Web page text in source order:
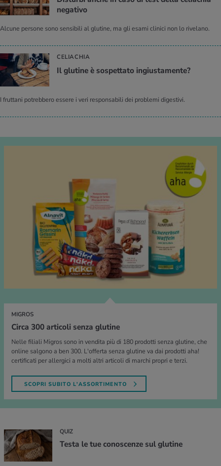
ne­ga­ti­vo
Alcune persone sono sensibili al glutine, ma gli esami clinici non lo rivelano.
CELIACHIA
Il glu­ti­ne è so­spet­ta­to in­giu­sta­men­te?
I fruttani potrebbero essere i veri responsabili dei problemi digestivi.
MIGROS
Circa 300 articoli senza glutine
Nelle filiali Migros sono in vendita più di 180 prodotti senza glutine, che
online salgono a ben 300. L'offerta senza glutine va dai prodotti aha!
certificati per allergici a molti altri articoli di marchi propri e terzi.
SCOPRI SUBITO L'ASSORTIMENTO
QUIZ
Testa le tue conoscenze sul glutine